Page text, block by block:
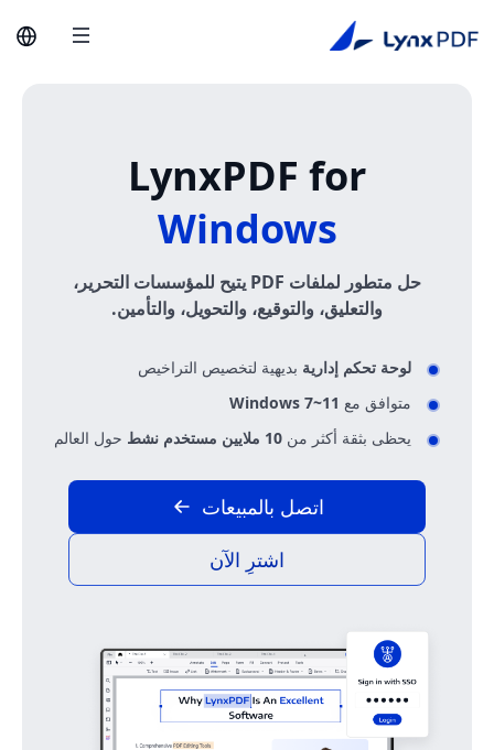
LynxPDF for
Windows
حل متطور لملفات PDF يتيح للمؤسسات التحرير،
والتعليق، والتوقيع، والتحويل، والتأمين.
لوحة تحكم إدارية بديهية لتخصيص التراخيص
متوافق مع Windows 7~11
يحظى بثقة أكثر من 10 ملايين مستخدم نشط حول العالم
اتصل بالمبيعات
اشترِ الآن